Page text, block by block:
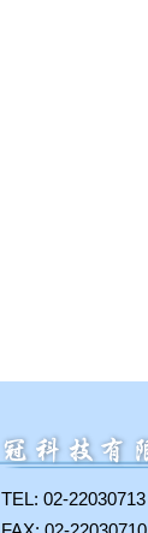
TEL: 02-22030713